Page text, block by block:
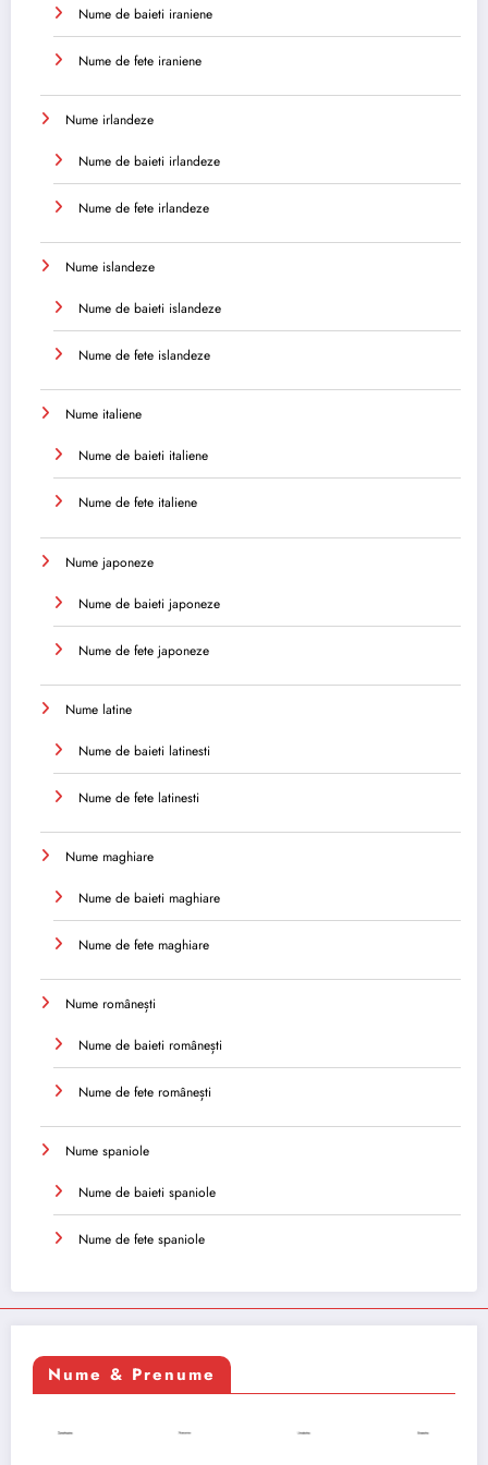
Nume de baieti iraniene
Nume de fete iraniene
Nume irlandeze
Nume de baieti irlandeze
Nume de fete irlandeze
Nume islandeze
Nume de baieti islandeze
Nume de fete islandeze
Nume italiene
Nume de baieti italiene
Nume de fete italiene
Nume japoneze
Nume de baieti japoneze
Nume de fete japoneze
Nume latine
Nume de baieti latinesti
Nume de fete latinesti
Nume maghiare
Nume de baieti maghiare
Nume de fete maghiare
Nume românești
Nume de baieti românești
Nume de fete românești
Nume spaniole
Nume de baieti spaniole
Nume de fete spaniole
Nume & Prenume